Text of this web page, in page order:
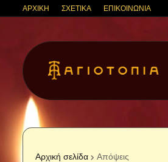
ΑΡΧΙΚΗ ΣΧΕΤΙΚΑ ΕΠΙΚΟΙΝΩΝΙΑ
Αρχική σελίδα Απόψεις